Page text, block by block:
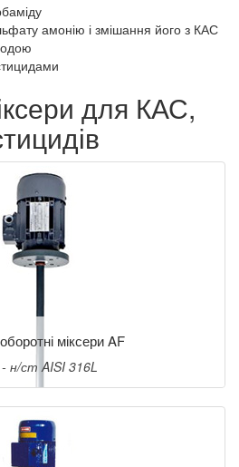
амонію і змішання його з КАС
для КАС,
міксери AF
н/ст AISI 316L